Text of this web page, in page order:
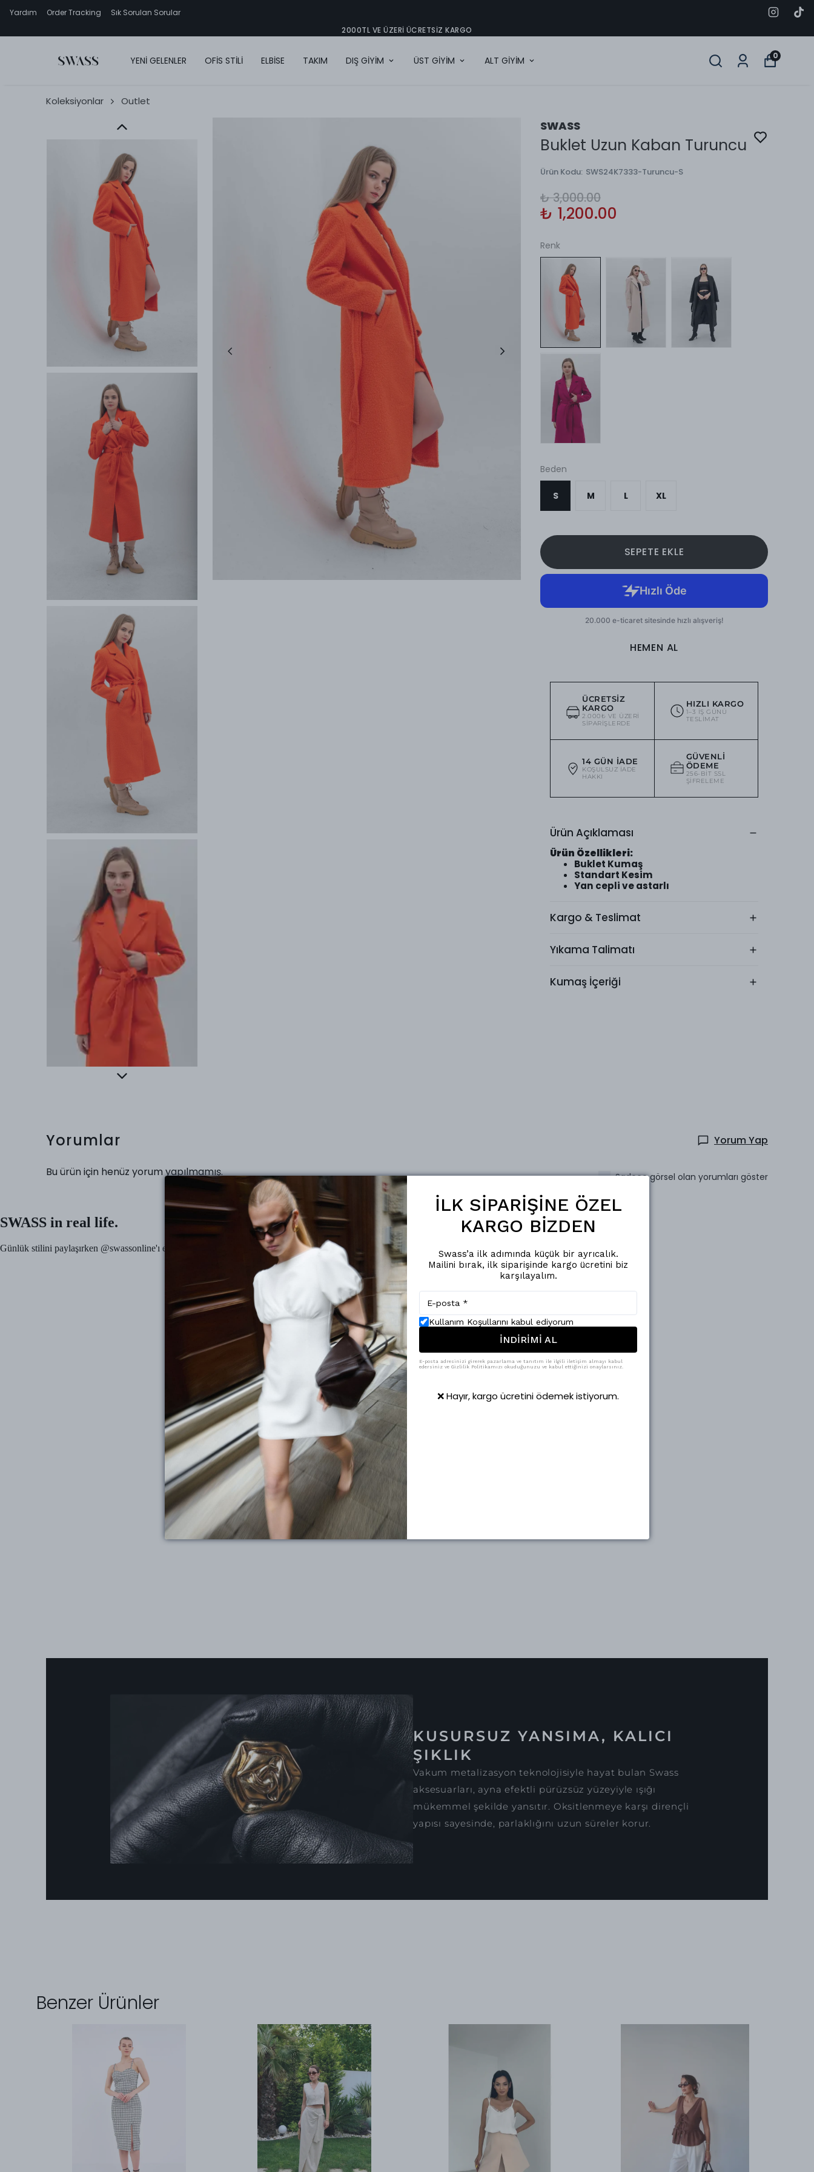
Yardım Order Tracking
Sık Sorulan Sorular
2000TL VE ÜZERI ÜCRETSIZ KARGO
YENİ GELENLER OFİS STİLİ ELBİSE TAKIM DIŞ GİYİM ÜST GİYİM ALT GİYİM 0
Koleksiyonlar Outlet
SWASS
Buklet Uzun Kaban Turuncu
Ürün Kodu: SWS24K7333-Turuncu-S
₺ 3,000.00
₺ 1,200.00
Renk
Beden
S M L XL
SEPETE EKLE
HEMEN AL
ÜCRETSIZ
KARGO
2.000₺ VE ÜZERI
SIPARIŞLERDE
HIZLI KARGO
1–3 IŞ GÜNÜ
TESLIMAT
14 GÜN İADE
KOŞULSUZ IADE
HAKKI
GÜVENLI
ÖDEME
256-BIT SSL
ŞIFRELEME
Ürün Açıklaması
Ürün Özellikleri:
Buklet Kumaş
Standart Kesim
Yan cepli ve astarlı
Kargo & Teslimat
Yıkama Talimatı
Kumaş İçeriği
Yorumlar Yorum Yap
Bu ürün için henüz yorum yapılmamış. Sadece görsel olan yorumları göster
KUSURSUZ YANSIMA, KALICI
ŞIKLIK
Vakum metalizasyon teknolojisiyle hayat bulan Swass
aksesuarları, ayna efektli pürüzsüz yüzeyiyle ışığı
mükemmel şekilde yansıtır. Oksitlenmeye karşı dirençli
yapısı sayesinde, parlaklığını uzun süreler korur.
Benzer Ürünler
İLK SİPARİŞİNE ÖZEL
KARGO BİZDEN
Swass’a ilk adımında küçük bir ayrıcalık.
Mailini bırak, ilk siparişinde kargo ücretini biz
karşılayalım.
Kullanım Koşullarını kabul ediyorum
İNDİRİMİ AL
E-posta adresinizi girerek pazarlama ve tanıtım ile ilgili iletişim almayı kabul
edersiniz ve Gizlilik Politikamızı okuduğunuzu ve kabul ettiğinizi onaylarsınız.
❌ Hayır, kargo ücretini ödemek istiyorum.